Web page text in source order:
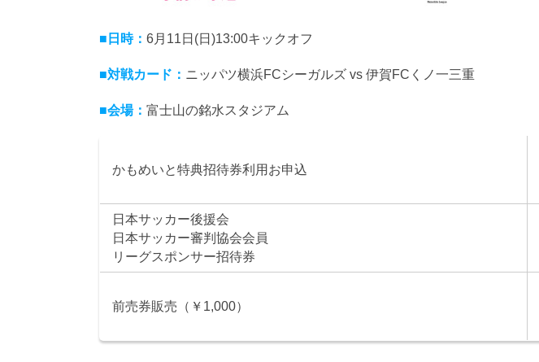
■日時： 6月11日(日)13:00キックオフ
■対戦カード： ニッパツ横浜FCシーガルズ vs 伊賀FCくノ一三重
■会場： 富士山の銘水スタジアム
かもめいと特典招待券利用お申込
日本サッカー後援会
日本サッカー審判協会会員
リーグスポンサー招待券
前売券販売（￥1,000）